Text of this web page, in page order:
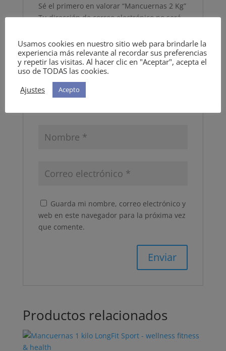
Sé el primero en valorar “Mancuernas 2 Kg”
Tu dirección de correo electrónico no será
marcados con*
Tu puntuación*
Guarda mi nombre, correo electrónico y
web en este navegador para la próxima vez
que comente.
Productos relacionados
Usamos cookies en nuestro sitio web para brindarle la
experiencia más relevante al recordar sus preferencias
y repetir las visitas. Al hacer clic en "Aceptar", acepta el
uso de TODAS las cookies.
Ajustes
Acepto